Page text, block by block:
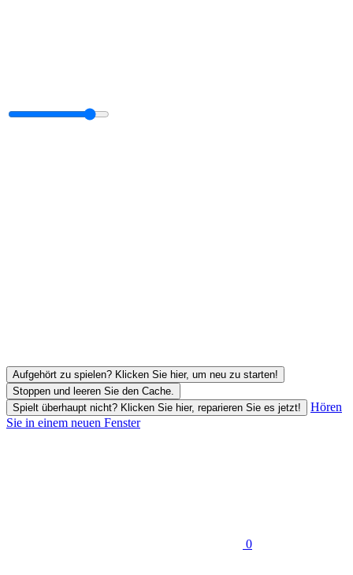
Aufgehört zu spielen? Klicken Sie hier, um neu zu starten!
Stoppen und leeren Sie den Cache.
Spielt überhaupt nicht? Klicken Sie hier, reparieren Sie es jetzt!
Hören
Sie in einem neuen Fenster
0